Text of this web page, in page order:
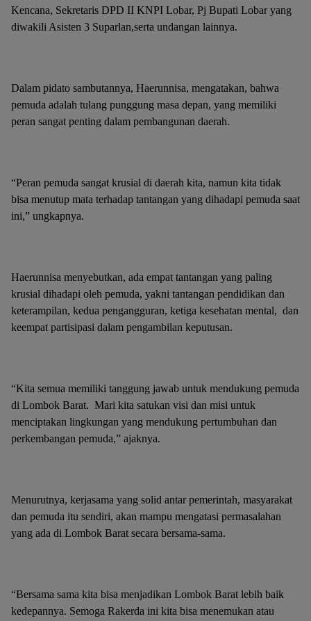
Kencana, Sekretaris DPD II KNPI Lobar, Pj Bupati Lobar yang
diwakili Asisten 3 Suparlan,serta undangan lainnya.
Dalam pidato sambutannya, Haerunnisa, mengatakan, bahwa
pemuda adalah tulang punggung masa depan, yang memiliki
peran sangat penting dalam pembangunan daerah.
“Peran pemuda sangat krusial di daerah kita, namun kita tidak
bisa menutup mata terhadap tantangan yang dihadapi pemuda saat
ini,” ungkapnya.
Haerunnisa menyebutkan, ada empat tantangan yang paling
krusial dihadapi oleh pemuda, yakni tantangan pendidikan dan
keterampilan, kedua pengangguran, ketiga kesehatan mental, dan
keempat partisipasi dalam pengambilan keputusan.
“Kita semua memiliki tanggung jawab untuk mendukung pemuda
di Lombok Barat. Mari kita satukan visi dan misi untuk
menciptakan lingkungan yang mendukung pertumbuhan dan
perkembangan pemuda,” ajaknya.
Menurutnya, kerjasama yang solid antar pemerintah, masyarakat
dan pemuda itu sendiri, akan mampu mengatasi permasalahan
yang ada di Lombok Barat secara bersama-sama.
“Bersama sama kita bisa menjadikan Lombok Barat lebih baik
kedepannya. Semoga Rakerda ini kita bisa menemukan atau